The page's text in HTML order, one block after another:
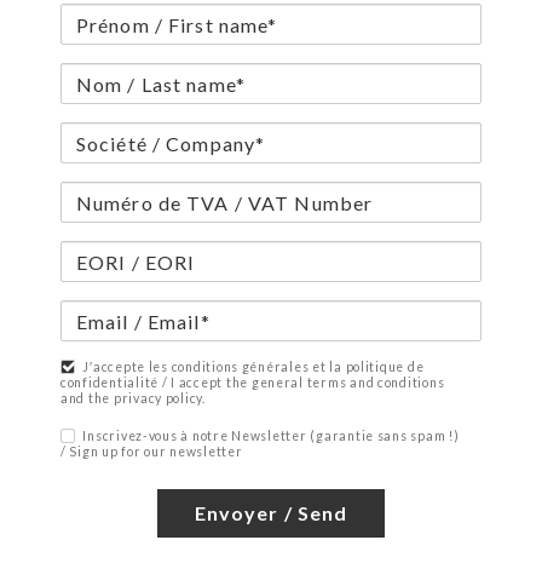
J′accepte les conditions générales et la politique de
confidentialité / I accept the general terms and conditions
and the privacy policy.
Inscrivez-vous à notre Newsletter (garantie sans spam !)
/ Sign up for our newsletter
Envoyer / Send